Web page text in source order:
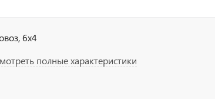
6х4
полные характеристики